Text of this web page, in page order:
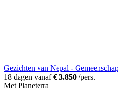
Gezichten van Nepal -
18 dagen vanaf€ 3.850 /pers.
Met Planeterra